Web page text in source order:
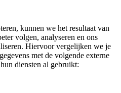
kunnen we het resultaat van
volgen, analyseren en ons
Hiervoor vergelijken we je
met de volgende externe
diensten al gebruikt: